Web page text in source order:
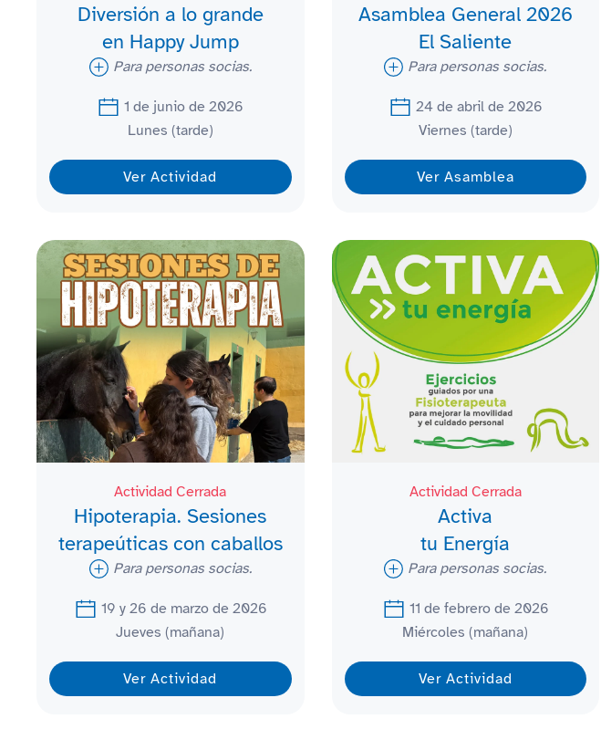
Diversión a lo grande
en Happy Jump
Para personas socias.
1 de junio de 2026
Lunes (tarde)
Ver Actividad
Asamblea General 2026
El Saliente
Para personas socias.
24 de abril de 2026
Viernes (tarde)
Ver Asamblea
Actividad Cerrada
Hipoterapia. Sesiones
terapeúticas con caballos
Para personas socias.
19 y 26 de marzo de 2026
Jueves (mañana)
Ver Actividad
Actividad Cerrada
Activa
tu Energía
Para personas socias.
11 de febrero de 2026
Miércoles (mañana)
Ver Actividad